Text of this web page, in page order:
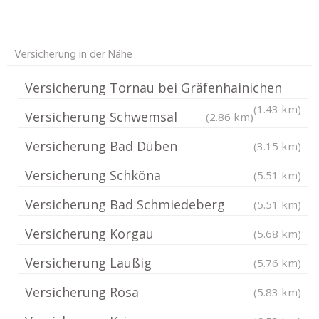
Versicherung in der Nähe
Versicherung Tornau bei Gräfenhainichen
(1.43 km)
Versicherung Schwemsal (2.86 km)
Versicherung Bad Düben (3.15 km)
Versicherung Schköna (5.51 km)
Versicherung Bad Schmiedeberg (5.51 km)
Versicherung Korgau (5.68 km)
Versicherung Laußig (5.76 km)
Versicherung Rösa (5.83 km)